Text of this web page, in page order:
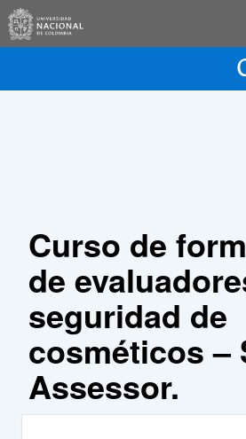
Curso de
de
seguridad de
cosméticos –
Assessor.